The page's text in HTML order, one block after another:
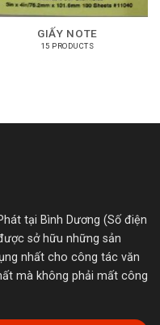
GIẤY NOTE
15 PRODUCTS
tại Bình Dương (Số điện
sở hữu những sản
nhất cho công tác văn
mà không phải mất công